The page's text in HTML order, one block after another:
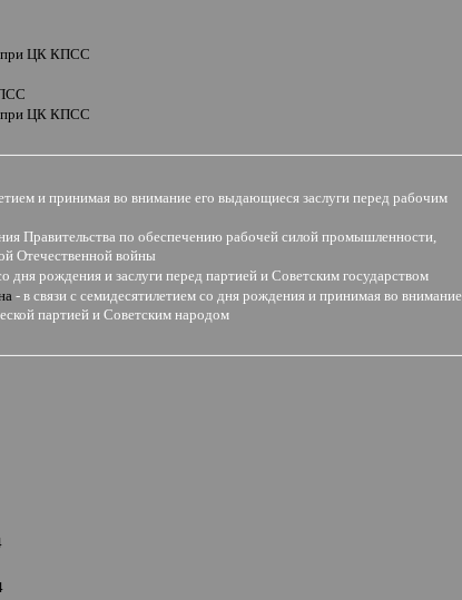
при ЦК КПСС
при ЦК КПСС
и принимая во внимание его выдающиеся заслуги перед рабочим
Правительства по обеспечению рабочей силой промышленности,
Отечественной войны
дня рождения и заслуги перед партией и Советским государством
- в связи с семидесятилетием со дня рождения и принимая во внимание
партией и Советским народом